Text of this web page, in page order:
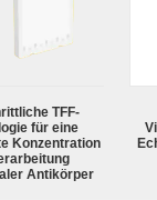
TFF-
für eine
Konzentration
Antikörper